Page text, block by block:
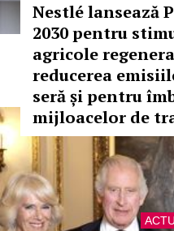
Nestlé lansează
2030 pentru
agricole
reducerea
seră și pentru
mijloacelor de